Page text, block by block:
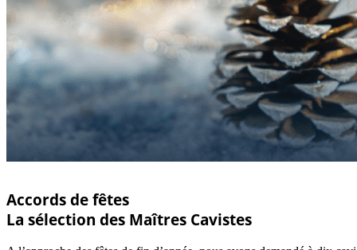
Accords de fêtes
La sélection des Maîtres Cavistes